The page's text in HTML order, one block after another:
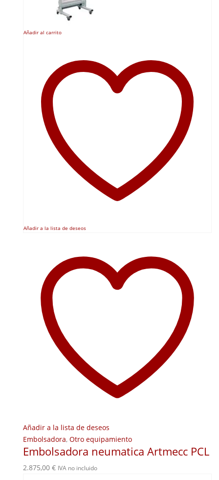
Añadir al carrito
Añadir a la lista de deseos
Añadir a la lista de deseos
Embolsadora, Otro equipamiento
Embolsadora neumatica Artmecc PCL
2.875,00 € IVA no incluido